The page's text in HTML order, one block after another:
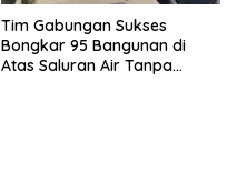
Tim Gabungan Sukses
Bongkar 95 Bangunan di
Atas Saluran Air Tanpa